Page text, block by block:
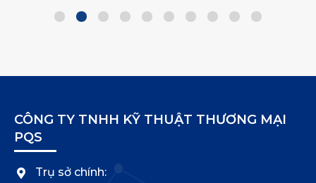
CÔNG TY TNHH KỸ THUẬT THƯƠNG MẠI
PQS
Trụ sở chính: